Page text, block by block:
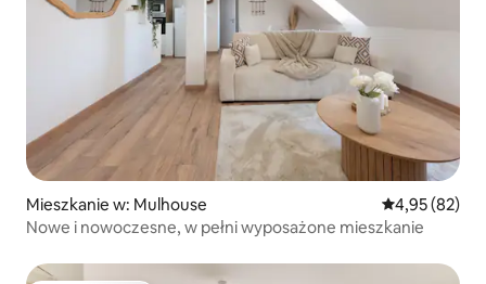
Mieszkanie w: Mulhouse Średnia
4,95 (82)
Nowe i nowoczesne, w pełni wyposażone mieszkanie